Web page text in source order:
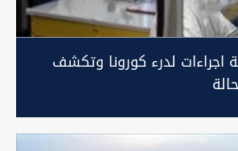
اجراءات لدرء كورونا وتكشف